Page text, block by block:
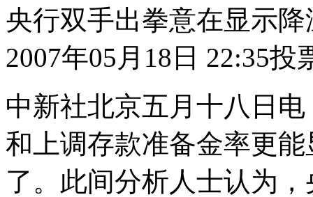
央行双手出拳意在显示降
2007年05月18日 22:35投
中新社北京五月十八日
和上调存款准备金率更
了。此间分析人士认为